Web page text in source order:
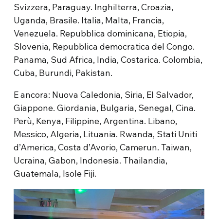
Svizzera, Paraguay. Inghilterra, Croazia,
Uganda, Brasile. Italia, Malta, Francia,
Venezuela. Repubblica dominicana, Etiopia,
Slovenia, Repubblica democratica del Congo.
Panama, Sud Africa, India, Costarica. Colombia,
Cuba, Burundi, Pakistan.
E ancora: Nuova Caledonia, Siria, El Salvador,
Giappone. Giordania, Bulgaria, Senegal, Cina.
Perù, Kenya, Filippine, Argentina. Libano,
Messico, Algeria, Lituania. Rwanda, Stati Uniti
d’America, Costa d’Avorio, Camerun. Taiwan,
Ucraina, Gabon, Indonesia. Thailandia,
Guatemala, Isole Fiji.